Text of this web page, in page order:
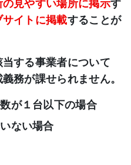
見やすい場所に掲示す
イトに掲載することが
する事業者について
務が課せられません。
が１台以下の場合
ない場合